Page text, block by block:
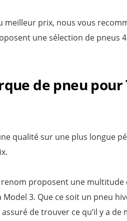
meilleur prix, nous vous
une sélection de pneus
de pneu pour
qualité sur une plus longue
proposent une multitude
3. Que ce soit un pneu
de trouver ce qu’il y a de